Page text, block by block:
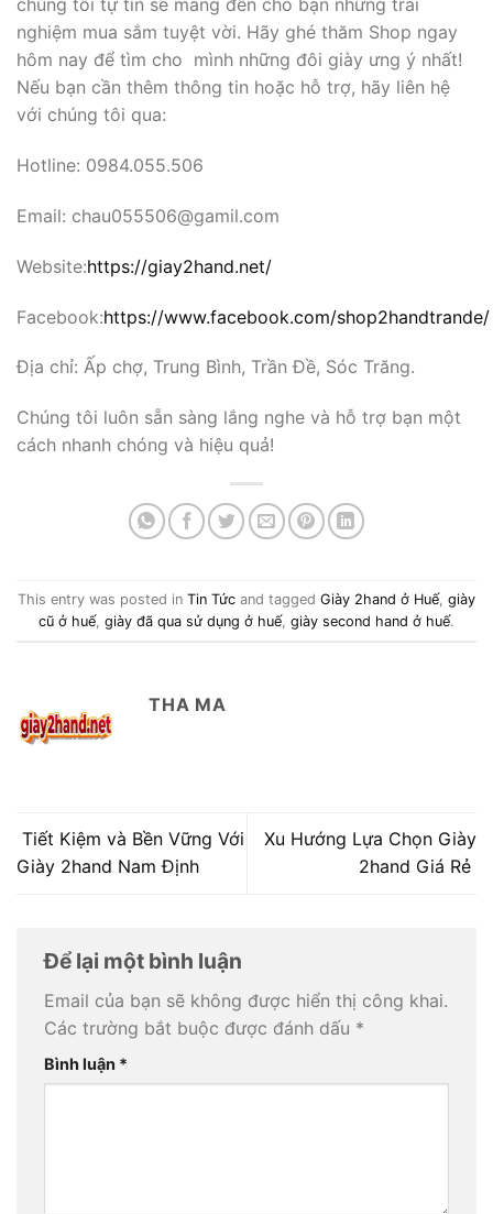
chúng tôi tự tin sẽ mang đến cho bạn những trải
nghiệm mua sắm tuyệt vời. Hãy ghé thăm Shop ngay
hôm nay để tìm cho mình những đôi giày ưng ý nhất!
Nếu bạn cần thêm thông tin hoặc hỗ trợ, hãy liên hệ
với chúng tôi qua:
Hotline: 0984.055.506
Email: chau055506@gamil.com
Website:https://giay2hand.net/
Facebook:https://www.facebook.com/shop2handtrande/
Địa chỉ: Ấp chợ, Trung Bình, Trần Đề, Sóc Trăng.
Chúng tôi luôn sẵn sàng lắng nghe và hỗ trợ bạn một
cách nhanh chóng và hiệu quả!
This entry was posted in Tin Tức and tagged Giày 2hand ở Huế, giày
cũ ở huế, giày đã qua sử dụng ở huế, giày second hand ở huế.
THA MA
Tiết Kiệm và Bền Vững Với
Giày 2hand Nam Định
Xu Hướng Lựa Chọn Giày
2hand Giá Rẻ
Để lại một bình luận
Email của bạn sẽ không được hiển thị công khai.
Các trường bắt buộc được đánh dấu *
Bình luận *